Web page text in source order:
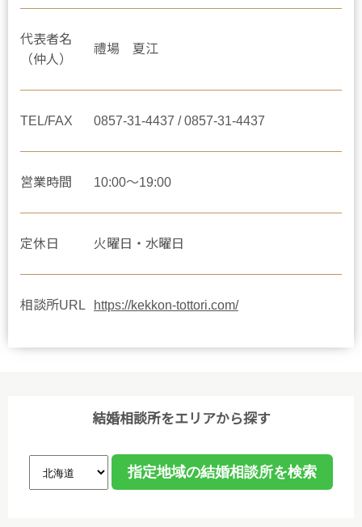
代表者名
（仲人）
禮場 夏江
TEL/FAX 0857-31-4437 / 0857-31-4437
営業時間 10:00～19:00
定休日 火曜日・水曜日
相談所URL https://kekkon-tottori.com/
結婚相談所をエリアから探す